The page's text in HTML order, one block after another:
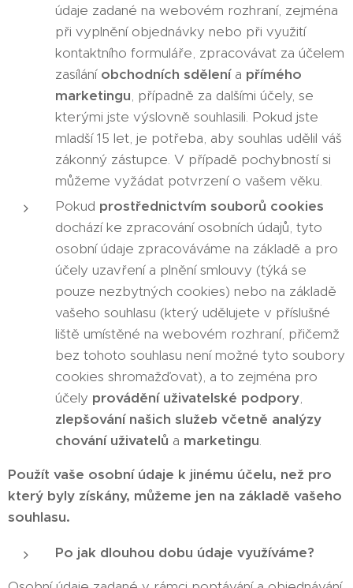
údaje zadané na webovém rozhraní, zejména
při vyplnění objednávky nebo při využití
kontaktního formuláře, zpracovávat za účelem
zasílání obchodních sdělenía přímého
marketingu, případně za dalšími účely, se
kterými jste výslovně souhlasili. Pokud jste
mladší 15 let, je potřeba, aby souhlas udělil váš
zákonný zástupce. V případě pochybností si
můžeme vyžádat potvrzení o vašem věku.
Pokud prostřednictvím souborů cookies
dochází ke zpracování osobních údajů, tyto
osobní údaje zpracováváme na základě a pro
účely uzavření a plnění smlouvy (týká se
pouze nezbytných cookies) nebo na základě
vašeho souhlasu (který udělujete v příslušné
liště umístěné na webovém rozhraní, přičemž
bez tohoto souhlasu není možné tyto soubory
cookies shromažďovat), a to zejména pro
účely provádění uživatelské podpory,
zlepšování našich služeb včetně analýzy
chování uživatelů a marketingu.
Použít vaše osobní údaje k jinému účelu, než pro
který byly získány, můžeme jen na základě vašeho
souhlasu.
Po jak dlouhou dobu údaje využíváme?